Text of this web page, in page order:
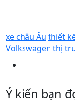
xe châu Âu thiết
Volkswagen thị
Ý kiến bạn